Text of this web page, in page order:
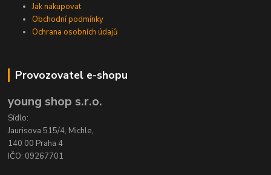
Jak nakupovat
Obchodní podmínky
Ochrana osobních údajů
Provozovatel e-shopu
young shop s.r.o.
Sídlo:
Jaurisova 515/4, Michle,
140 00 Praha 4
IČO: 09267701